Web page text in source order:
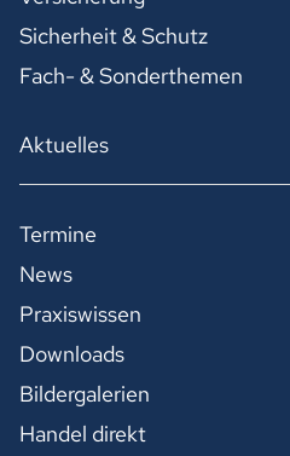
Sicherheit & Schutz
Fach- & Sonderthemen
Aktuelles
Termine
News
Praxiswissen
Downloads
Bildergalerien
Handel direkt